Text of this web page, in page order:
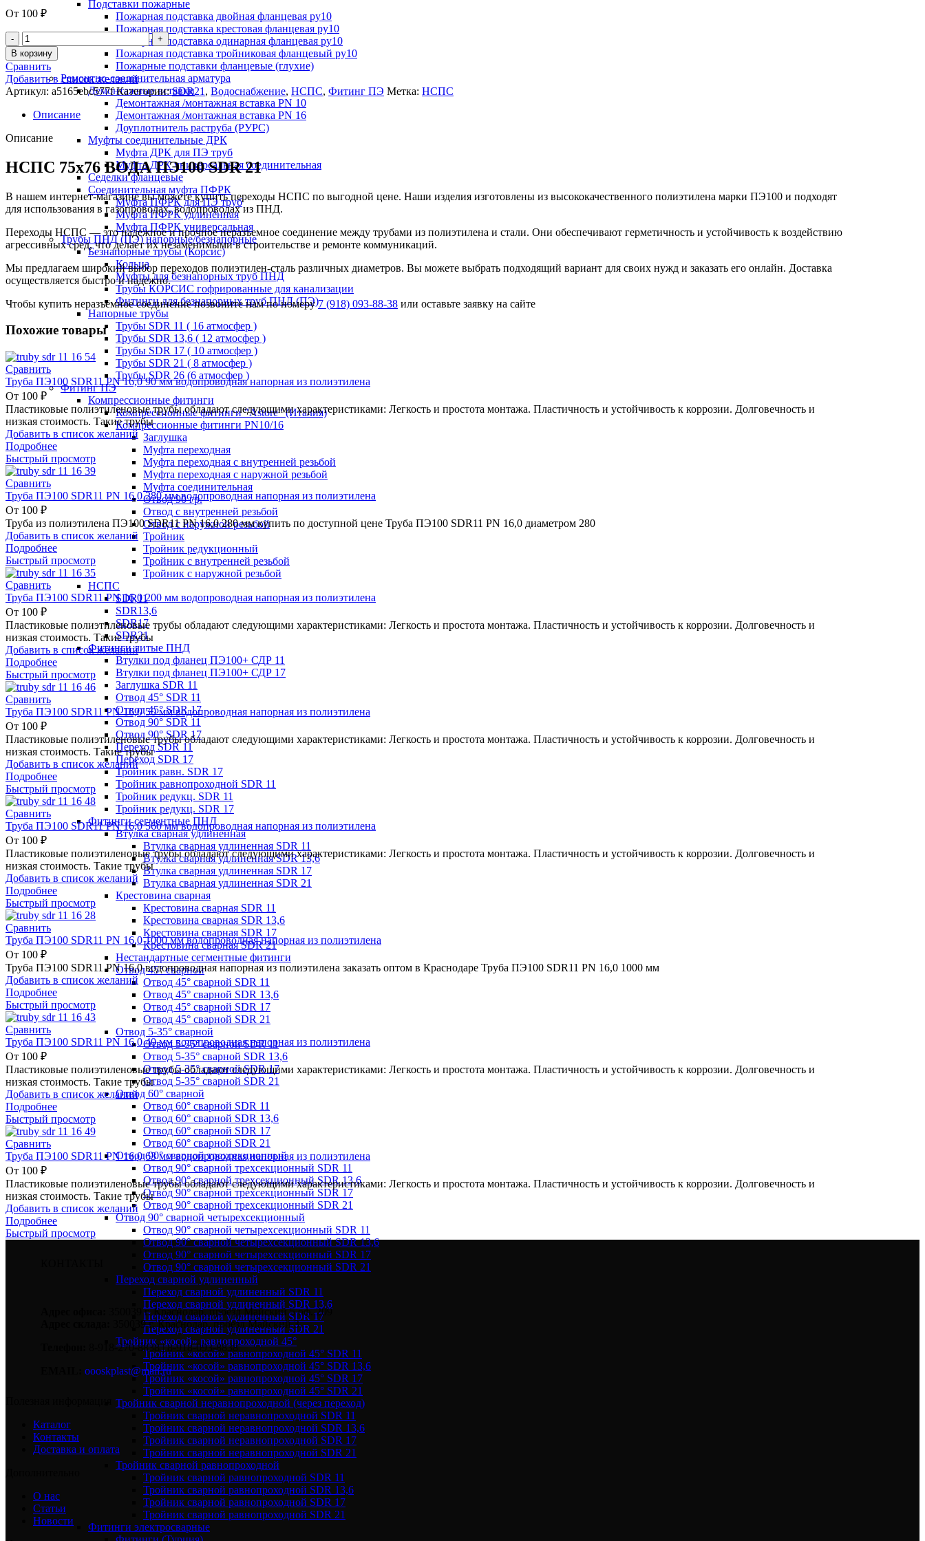
Подставки пожарные
Пожарная подставка двойная фланцевая ру10
Пожарная подставка крестовая фланцевая ру10
Пожарная подставка одинарная фланцевая ру10
Пожарная подставка тройниковая фланцевый ру10
Пожарные подставки фланцевые (глухие)
Ремонтно-соединительная арматура
Демонтажные вставки
Демонтажная /монтажная вставка PN 10
Демонтажная /монтажная вставка PN 16
Доуплотнитель раструба (РУРС)
Муфты соединительные ДРК
Муфта ДРК для ПЭ труб
Муфта ДРК универсальная соединительная
Седелки фланцевые
Соединительная муфта ПФРК
Муфта ПФРК для ПЭ труб
Муфта ПФРК удлинённая
Муфта ПФРК универсальная
Трубы ПНД (ПЭ) напорные/безнапорные
Безнапорные трубы (Корсис)
Кольца
Муфты для безнапорных труб ПНД
Трубы КОРСИС гофрированные для канализации
Фитинги для безнапорных труб ПНД (ПЭ)
Напорные трубы
Трубы SDR 11 ( 16 атмосфер )
Трубы SDR 13,6 ( 12 атмосфер )
Трубы SDR 17 ( 10 атмосфер )
Трубы SDR 21 ( 8 атмосфер )
Трубы SDR 26 (6 атмосфер )
Фитинг ПЭ
Компрессионные фитинги
Компрессионные фитинги "Astore" (Италия)
Компрессионные фитинги PN10/16
Заглушка
Муфта переходная
Муфта переходная с внутренней резьбой
Муфта переходная с наружной резьбой
Муфта соединительная
Отвод 90 гр.
Отвод с внутренней резьбой
Отвод с наружной резьбой
Тройник
Тройник редукционный
Тройник с внутренней резьбой
Тройник с наружной резьбой
НСПС
SDR11
SDR13,6
SDR17
SDR21
Фитинги литые ПНД
Втулки под фланец ПЭ100+ СДР 11
Втулки под фланец ПЭ100+ СДР 17
Заглушка SDR 11
Отвод 45° SDR 11
Отвод 45° SDR 17
Отвод 90° SDR 11
Отвод 90° SDR 17
Переход SDR 11
Переход SDR 17
Тройник равн. SDR 17
Тройник равнопроходной SDR 11
Тройник редукц. SDR 11
Тройник редукц. SDR 17
Фитинги сегментные ПНД
Втулка сварная удлиненная
Втулка сварная удлиненная SDR 11
Втулка сварная удлиненная SDR 13,6
Втулка сварная удлиненная SDR 17
Втулка сварная удлиненная SDR 21
Крестовина сварная
Крестовина сварная SDR 11
Крестовина сварная SDR 13,6
Крестовина сварная SDR 17
Крестовина сварная SDR 21
Нестандартные сегментные фитинги
Отвод 45° сварной
Отвод 45° сварной SDR 11
Отвод 45° сварной SDR 13,6
Отвод 45° сварной SDR 17
Отвод 45° сварной SDR 21
Отвод 5-35° сварной
Отвод 5-35° сварной SDR 11
Отвод 5-35° сварной SDR 13,6
Отвод 5-35° сварной SDR 17
Отвод 5-35° сварной SDR 21
Отвод 60° сварной
Отвод 60° сварной SDR 11
Отвод 60° сварной SDR 13,6
Отвод 60° сварной SDR 17
Отвод 60° сварной SDR 21
Отвод 90° сварной трехсекционный
Отвод 90° сварной трехсекционный SDR 11
Отвод 90° сварной трехсекционный SDR 13,6
Отвод 90° сварной трехсекционный SDR 17
Отвод 90° сварной трехсекционный SDR 21
Отвод 90° сварной четырехсекционный
Отвод 90° сварной четырехсекционный SDR 11
Отвод 90° сварной четырехсекционный SDR 13,6
Отвод 90° сварной четырехсекционный SDR 17
Отвод 90° сварной четырехсекционный SDR 21
Переход сварной удлиненный
Переход сварной удлиненный SDR 11
Переход сварной удлиненный SDR 13,6
Переход сварной удлиненный SDR 17
Переход сварной удлиненный SDR 21
Тройник «косой» равнопроходной 45°
Тройник «косой» равнопроходной 45° SDR 11
Тройник «косой» равнопроходной 45° SDR 13,6
Тройник «косой» равнопроходной 45° SDR 17
Тройник «косой» равнопроходной 45° SDR 21
Тройник сварной неравнопроходной (через переход)
Тройник сварной неравнопроходной SDR 11
Тройник сварной неравнопроходной SDR 13,6
Тройник сварной неравнопроходной SDR 17
Тройник сварной неравнопроходной SDR 21
Тройник сварной равнопроходной
Тройник сварной равнопроходной SDR 11
Тройник сварной равнопроходной SDR 13,6
Тройник сварной равнопроходной SDR 17
Тройник сварной равнопроходной SDR 21
Фитинги электросварные
От 100 ₽
В корзину
Сравнить
Добавить в список желаний
Артикул: a5165ebc577fКатегории: SDR21 , Водоснабжение, НСПС, Фитинг ПЭ Метка: НСПС
Описание
Описание
НСПС 75х76 ВОДА ПЭ100 SDR 21
В нашем интернет-магазине вы можете купить переходы НСПС по выгодной цене. Наши изделия изготовлены из высококачественного полиэтилена марки ПЭ100 и подходят
для использования в газопроводах, водопроводах из ПНД.
Переходы НСПС — это надежное и прочное неразъемное соединение между трубами из полиэтилена и стали. Они обеспечивают герметичность и устойчивость к воздействию
агрессивных сред, что делает их незаменимыми в строительстве и ремонте коммуникаций.
Мы предлагаем широкий выбор переходов полиэтилен-сталь различных диаметров. Вы можете выбрать подходящий вариант для своих нужд и заказать его онлайн. Доставка
осуществляется быстро и надежно.
Чтобы купить неразъёмное соединение позвоните нам по номеру7 (918) 093-88-38 или оставьте заявку на сайте
Похожие товары
Сравнить
Труба ПЭ100 SDR11 PN 16,0 90 мм водопроводная напорная из полиэтилена
От 100 ₽
Пластиковые полиэтиленовые трубы обладают следующими характеристиками: Легкость и простота монтажа. Пластичность и устойчивость к коррозии. Долговечность и
низкая стоимость. Такие трубы
Добавить в список желаний
Подробнее
Быстрый просмотр
Сравнить
Труба ПЭ100 SDR11 PN 16,0 280 мм водопроводная напорная из полиэтилена
От 100 ₽
Труба из полиэтилена ПЭ100 SDR11 PN 16,0 280 мм купить по доступной цене Труба ПЭ100 SDR11 PN 16,0 диаметром 280
Добавить в список желаний
Подробнее
Быстрый просмотр
Сравнить
Труба ПЭ100 SDR11 PN 16,0 200 мм водопроводная напорная из полиэтилена
От 100 ₽
Пластиковые полиэтиленовые трубы обладают следующими характеристиками: Легкость и простота монтажа. Пластичность и устойчивость к коррозии. Долговечность и
низкая стоимость. Такие трубы
Добавить в список желаний
Подробнее
Быстрый просмотр
Сравнить
Труба ПЭ100 SDR11 PN 16,0 50 мм водопроводная напорная из полиэтилена
От 100 ₽
Пластиковые полиэтиленовые трубы обладают следующими характеристиками: Легкость и простота монтажа. Пластичность и устойчивость к коррозии. Долговечность и
низкая стоимость. Такие трубы
Добавить в список желаний
Подробнее
Быстрый просмотр
Сравнить
Труба ПЭ100 SDR11 PN 16,0 560 мм водопроводная напорная из полиэтилена
От 100 ₽
Пластиковые полиэтиленовые трубы обладают следующими характеристиками: Легкость и простота монтажа. Пластичность и устойчивость к коррозии. Долговечность и
низкая стоимость. Такие трубы
Добавить в список желаний
Подробнее
Быстрый просмотр
Сравнить
Труба ПЭ100 SDR11 PN 16,0 1000 мм водопроводная напорная из полиэтилена
От 100 ₽
Труба ПЭ100 SDR11 PN 16,0 водопроводная напорная из полиэтилена заказать оптом в Краснодаре Труба ПЭ100 SDR11 PN 16,0 1000 мм
Добавить в список желаний
Подробнее
Быстрый просмотр
Сравнить
Труба ПЭ100 SDR11 PN 16,0 40 мм водопроводная напорная из полиэтилена
От 100 ₽
Пластиковые полиэтиленовые трубы обладают следующими характеристиками: Легкость и простота монтажа. Пластичность и устойчивость к коррозии. Долговечность и
низкая стоимость. Такие трубы
Добавить в список желаний
Подробнее
Быстрый просмотр
Сравнить
Труба ПЭ100 SDR11 PN 16,0 63 мм водопроводная напорная из полиэтилена
От 100 ₽
Пластиковые полиэтиленовые трубы обладают следующими характеристиками: Легкость и простота монтажа. Пластичность и устойчивость к коррозии. Долговечность и
низкая стоимость. Такие трубы
Добавить в список желаний
Подробнее
Быстрый просмотр
350039 г. Краснодар, проезд Майский 5 оф. 209
350039 г. Краснодар, проезд Майский 3.
8-918-270-8838 | 8-918-093-8838
oooskplast@mail.ru
Каталог
Контакты
Доставка и оплата
О нас
Статьи
Новости